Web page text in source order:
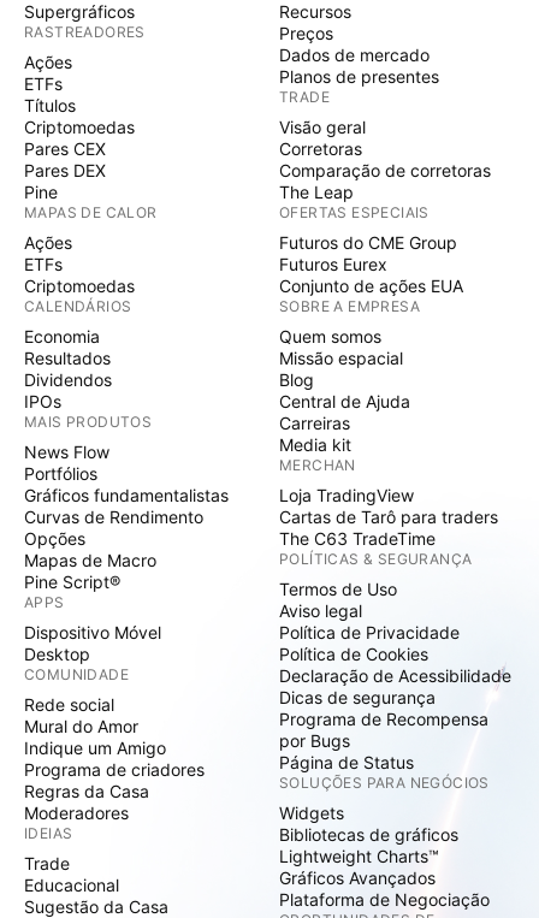
Supergráficos
RASTREADORES
Ações
ETFs
Títulos
Criptomoedas
Pares CEX
Pares DEX
Pine
MAPAS DE CALOR
Ações
ETFs
Criptomoedas
CALENDÁRIOS
Economia
Resultados
Dividendos
IPOs
MAIS PRODUTOS
News Flow
Portfólios
Gráficos fundamentalistas
Curvas de Rendimento
Opções
Mapas de Macro
Pine Script®
APPS
Dispositivo Móvel
Desktop
COMUNIDADE
Rede social
Mural do Amor
Indique um Amigo
Programa de criadores
Regras da Casa
Moderadores
IDEIAS
Trade
Educacional
Sugestão da Casa
Recursos
Preços
Dados de mercado
Planos de presentes
TRADE
Visão geral
Corretoras
Comparação de corretoras
The Leap
OFERTAS ESPECIAIS
Futuros do CME Group
Futuros Eurex
Conjunto de ações EUA
SOBRE A EMPRESA
Quem somos
Missão espacial
Blog
Central de Ajuda
Carreiras
Media kit
MERCHAN
Loja TradingView
Cartas de Tarô para traders
The C63 TradeTime
POLÍTICAS & SEGURANÇA
Termos de Uso
Aviso legal
Política de Privacidade
Política de Cookies
Declaração de Acessibilidade
Dicas de segurança
Programa de Recompensa
por Bugs
Página de Status
SOLUÇÕES PARA NEGÓCIOS
Widgets
Bibliotecas de gráficos
Lightweight Charts™
Gráficos Avançados
Plataforma de Negociação